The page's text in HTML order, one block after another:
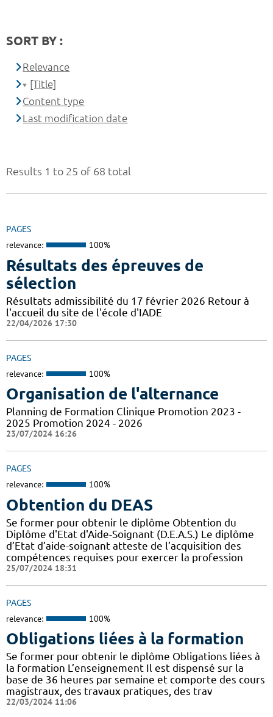
Results 1 to 25 of 68 total
PAGES
relevance: 100%
Résultats des épreuves de
sélection
Résultats admissibilité du 17 février 2026 Retour à
l'accueil du site de l'école d'IADE
22/04/2026 17:30
PAGES
relevance: 100%
Organisation de l'alternance
Planning de Formation Clinique Promotion 2023 -
2025 Promotion 2024 - 2026
23/07/2024 16:26
PAGES
relevance: 100%
Obtention du DEAS
Se former pour obtenir le diplôme Obtention du
Diplôme d'Etat d'Aide-Soignant (D.E.A.S.) Le diplôme
d’Etat d’aide-soignant atteste de l’acquisition des
compétences requises pour exercer la profession
25/07/2024 18:31
PAGES
relevance: 100%
Obligations liées à la formation
Se former pour obtenir le diplôme Obligations liées à
la formation L’enseignement Il est dispensé sur la
base de 36 heures par semaine et comporte des cours
magistraux, des travaux pratiques, des trav
22/03/2024 11:06
SORT BY :
Relevance
[Title]
Content type
Last modification date